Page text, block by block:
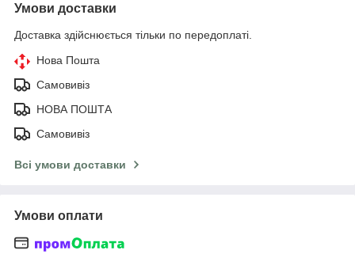
Умови доставки
Доставка здійснюється тільки по передоплаті.
Нова Пошта
Самовивіз
НОВА ПОШТА
Самовивіз
Всі умови доставки
Умови оплати